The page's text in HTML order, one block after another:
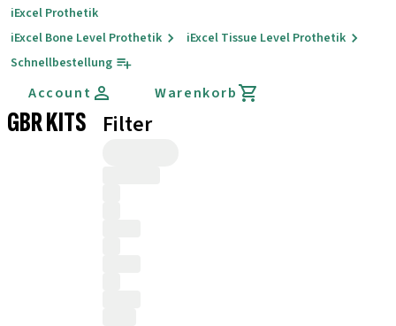
iExcel Prothetik
iExcel Bone Level Prothetik
iExcel Tissue Level Prothetik
Schnellbestellung
Account Warenkorb
GBR KITS Filter